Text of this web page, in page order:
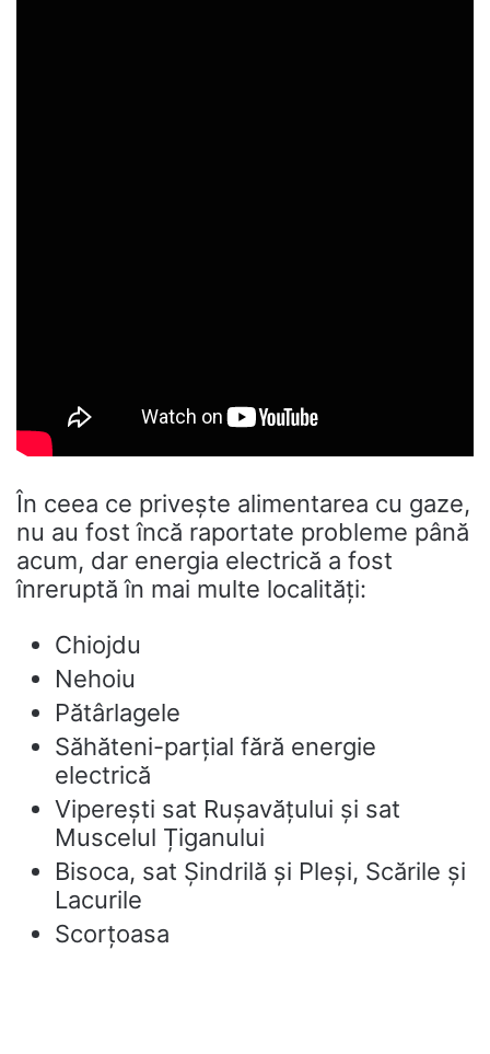
În ceea ce privește alimentarea cu gaze,
nu au fost încă raportate probleme până
acum, dar energia electrică a fost
înreruptă în mai multe localități:
Chiojdu
Nehoiu
Pătârlagele
Săhăteni-parțial fără energie
electrică
Viperești sat Rușavățului și sat
Muscelul Țiganului
Bisoca, sat Șindrilă și Pleși, Scările și
Lacurile
Scorțoasa